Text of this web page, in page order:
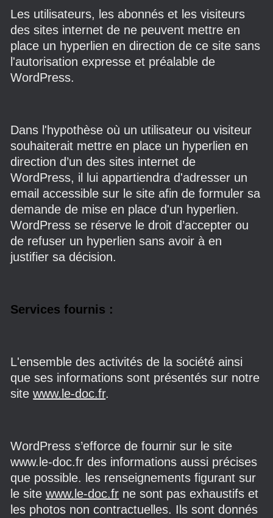
Les utilisateurs, les abonnés et les visiteurs
des sites internet de ne peuvent mettre en
place un hyperlien en direction de ce site sans
l'autorisation expresse et préalable de
WordPress.
Dans l'hypothèse où un utilisateur ou visiteur
souhaiterait mettre en place un hyperlien en
direction d’un des sites internet de
WordPress, il lui appartiendra d'adresser un
email accessible sur le site afin de formuler sa
demande de mise en place d'un hyperlien.
WordPress se réserve le droit d’accepter ou
de refuser un hyperlien sans avoir à en
justifier sa décision.
Services fournis :
L'ensemble des activités de la société ainsi
que ses informations sont présentés sur notre
sitewww.le-doc.fr.
WordPress s’efforce de fournir sur le site
www.le-doc.fr des informations aussi précises
que possible. les renseignements figurant sur
le sitewww.le-doc.fr ne sont pas exhaustifs et
les photos non contractuelles. Ils sont donnés